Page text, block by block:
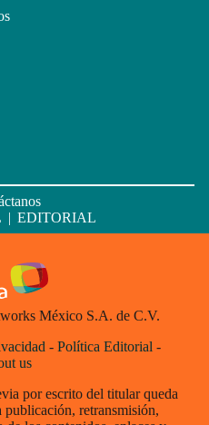
| EDITORIAL
México S.A. de C.V.
- Política Editorial -
us
por escrito del titular queda
publicación, retransmisión,